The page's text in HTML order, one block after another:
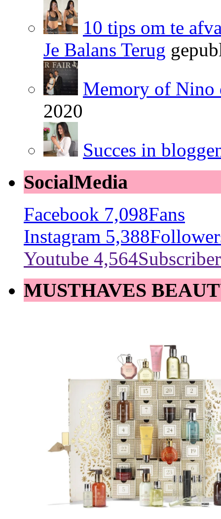
10 tips om te
Je Balans Terug
Memory of Nino
2020
Succes in
SocialMedia
Facebook 7,098Fans
Instagram 5,388
Youtube 4,564Subscriber
MUSTHAVES